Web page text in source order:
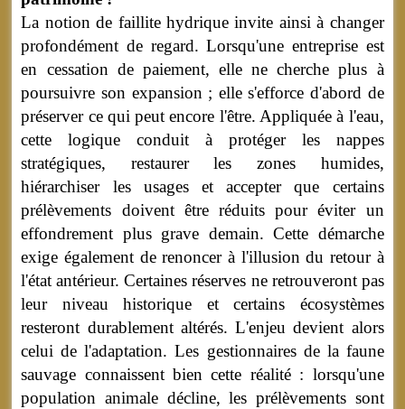
La notion de faillite hydrique invite ainsi à changer
profondément de regard. Lorsqu'une entreprise est
en cessation de paiement, elle ne cherche plus à
poursuivre son expansion ; elle s'efforce d'abord de
préserver ce qui peut encore l'être. Appliquée à l'eau,
cette logique conduit à protéger les nappes
stratégiques, restaurer les zones humides,
hiérarchiser les usages et accepter que certains
prélèvements doivent être réduits pour éviter un
effondrement plus grave demain. Cette démarche
exige également de renoncer à l'illusion du retour à
l'état antérieur. Certaines réserves ne retrouveront pas
leur niveau historique et certains écosystèmes
resteront durablement altérés. L'enjeu devient alors
celui de l'adaptation. Les gestionnaires de la faune
sauvage connaissent bien cette réalité : lorsqu'une
population animale décline, les prélèvements sont